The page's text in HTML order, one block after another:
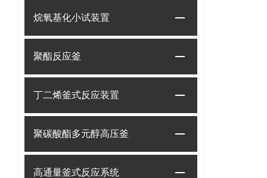
烷氧基化小试装置
聚酯反应釜
丁二烯釜式反应装置
聚碳酸酯多元醇高压釜
高通量釜式反应系统